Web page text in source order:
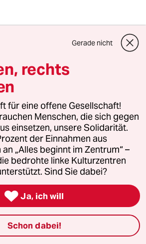
werden dann wohl
Bilder werden... Herr
als Hassprediger mit Schaum
Mund.
S.
,08:12 Uhr
Donath scheint mir zur
zu gehören. Oder
von einem taz-Gehalt
im teuren Moskau leben?
andersrum)
Gerade nicht
rechts
für eine offene Gesellschaft!
Menschen, die sich gegen
einsetzen, unsere Solidarität.
der Einnahmen aus
„Alles beginnt im Zentrum“ –
bedrohte linke Kulturzentren
Sind Sie dabei?
 Ja, ich will
Schon dabei!